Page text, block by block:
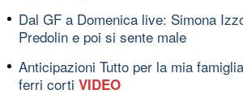
Dal GF a Domenica live: Simona
Predolin e poi si sente male
Anticipazioni Tutto per la mia
ferri corti VIDEO